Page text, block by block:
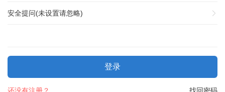
安全提问(未设置请忽略)
登录